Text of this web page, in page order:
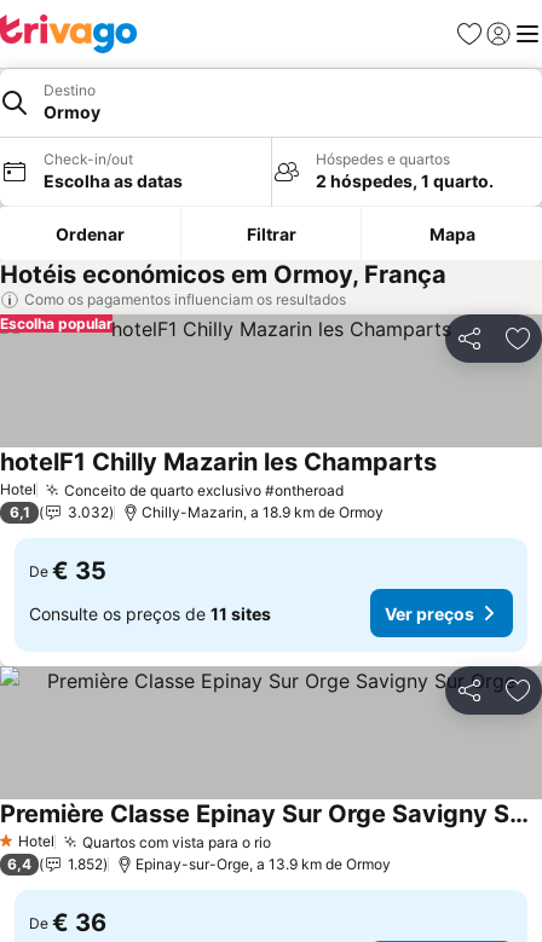
Favoritos
Iniciar
Destino
Ormoy
Check-in/out
Escolha as datas
Hóspedes e quartos
2 hóspedes, 1 quarto.
Ordenar Filtrar Mapa
Hotéis económicos em Ormoy, França
Como os pagamentos influenciam os resultados
Partilhar
Escolha popular
Hotel Conceito de quarto exclusivo #ontheroadVer preços
hotelF1 Chilly Mazarin les ChampartsVer preços
6,1 3.032 Chilly-Mazarin, a 18.9 km de Ormoy
De € 35
Consulte os preços de 11 sites Ver preços
Partilhar
1 Estrelas
Hotel Quartos com vista para o rioVer preços
Première Classe Epinay Sur Orge Savigny Sur Orge
Ver preços
6,4 1.852 Epinay-sur-Orge, a 13.9 km de Ormoy
De € 36